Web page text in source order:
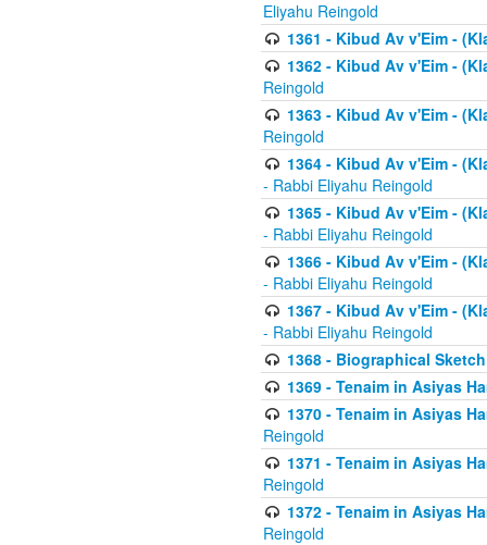
Eliyahu Reingold
1361 - Kibud Av v'Eim -
1362 - Kibud Av v'Eim -
Reingold
1363 - Kibud Av v'Eim -
Reingold
1364 - Kibud Av v'Eim -
- Rabbi Eliyahu Reingold
1365 - Kibud Av v'Eim -
- Rabbi Eliyahu Reingold
1366 - Kibud Av v'Eim -
- Rabbi Eliyahu Reingold
1367 - Kibud Av v'Eim -
- Rabbi Eliyahu Reingold
1368 - Biographical
1369 - Tenaim in Asiyas
1370 - Tenaim in Asiyas
Reingold
1371 - Tenaim in Asiyas
Reingold
1372 - Tenaim in Asiyas
Reingold